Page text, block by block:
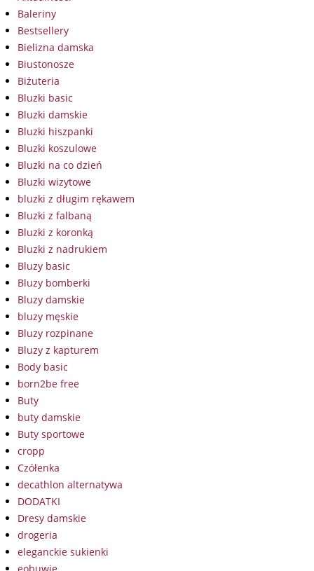
Baleriny
Bestsellery
Bielizna damska
Biustonosze
Biżuteria
Bluzki basic
Bluzki damskie
Bluzki hiszpanki
Bluzki koszulowe
Bluzki na co dzień
Bluzki wizytowe
bluzki z długim rękawem
Bluzki z falbaną
Bluzki z koronką
Bluzki z nadrukiem
Bluzy basic
Bluzy bomberki
Bluzy damskie
bluzy męskie
Bluzy rozpinane
Bluzy z kapturem
Body basic
born2be free
Buty
buty damskie
Buty sportowe
cropp
Czółenka
decathlon alternatywa
DODATKI
Dresy damskie
drogeria
eleganckie sukienki